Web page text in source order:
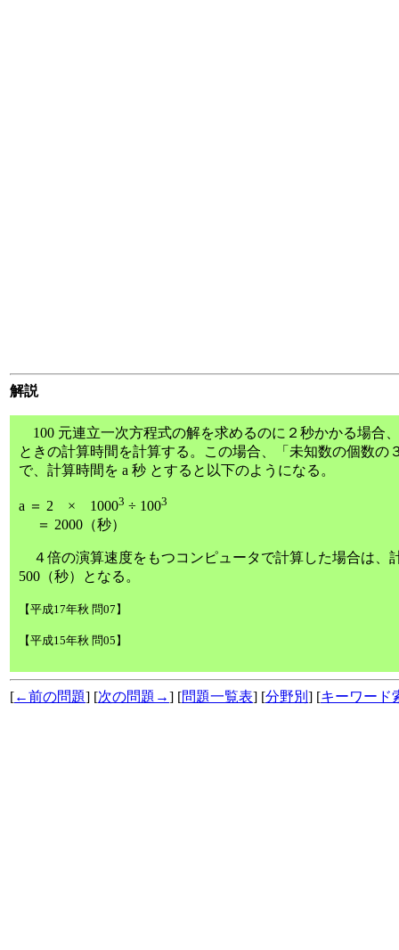
解説
100 元連立一次方程式の解を求めるのに２秒かかる場合
ときの計算時間を計算する。この場合、「未知数の個数の
で、計算時間を a 秒 とすると以下のようになる。
a ＝ 2 × 10003 ÷ 1003
＝ 2000（秒）
４倍の演算速度をもつコンピュータで計算した場合は、
500（秒）となる。
【平成17年秋 問07】
【平成15年秋 問05】
[←前の問題] [次の問題→] [問題一覧表] [分野別 ] [キーワード